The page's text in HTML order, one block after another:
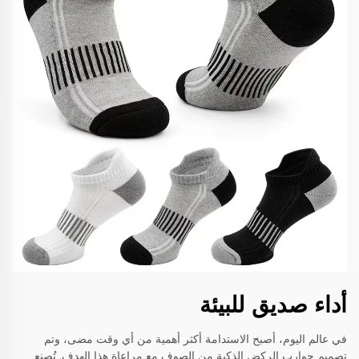
أداء صديق للبيئة
في عالم اليوم، أصبح الاستدامة أكثر أهمية من أي وقت مضى، وتم
تصميم جوارب الركض الذكية من الصوف مع مراعاة هذا الهدف. تُصنع